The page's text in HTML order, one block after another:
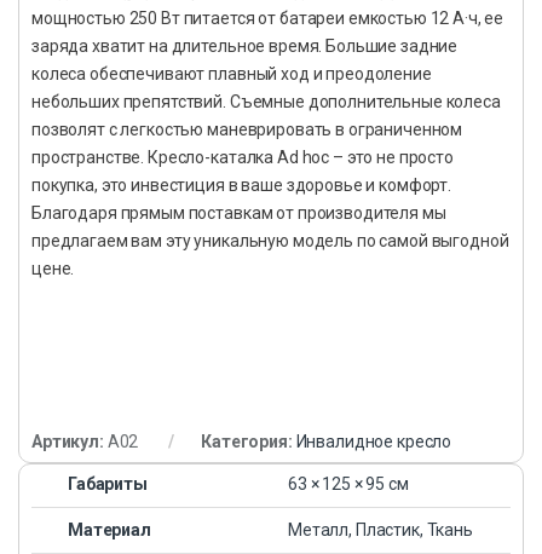
мощностью 250 Вт питается от батареи емкостью 12 А·ч, ее
заряда хватит на длительное время. Большие задние
колеса обеспечивают плавный ход и преодоление
небольших препятствий. Съемные дополнительные колеса
позволят с легкостью маневрировать в ограниченном
пространстве. Кресло-каталка Ad hoc – это не просто
покупка, это инвестиция в ваше здоровье и комфорт.
Благодаря прямым поставкам от производителя мы
предлагаем вам эту уникальную модель по самой выгодной
цене.
Артикул: A02 Категория: Инвалидное кресло
Габариты 63 × 125 × 95 см
Материал Металл, Пластик, Ткань